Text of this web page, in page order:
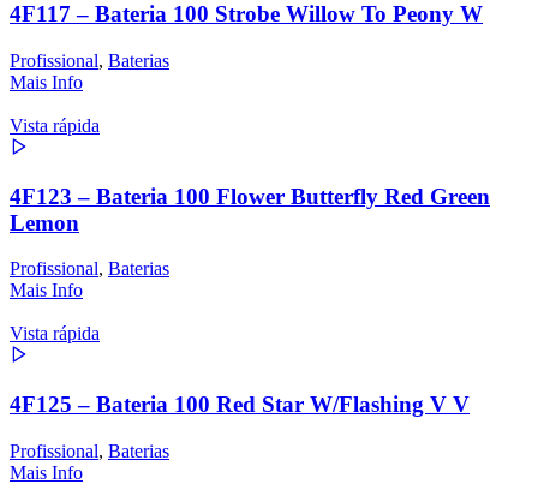
4F117 – Bateria 100 Strobe Willow To Peony W
Profissional, Baterias
Mais Info
Vista rápida
4F123 – Bateria 100 Flower Butterfly Red Green
Lemon
Profissional, Baterias
Mais Info
Vista rápida
4F125 – Bateria 100 Red Star W/Flashing V V
Profissional, Baterias
Mais Info